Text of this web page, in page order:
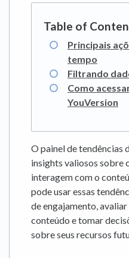
Principais
tempo
Filtrando
Como
YouVersion
O painel de tendências
insights valiosos sobre
interagem com o
pode usar essas
de engajamento,
conteúdo e tomar
sobre seus recursos